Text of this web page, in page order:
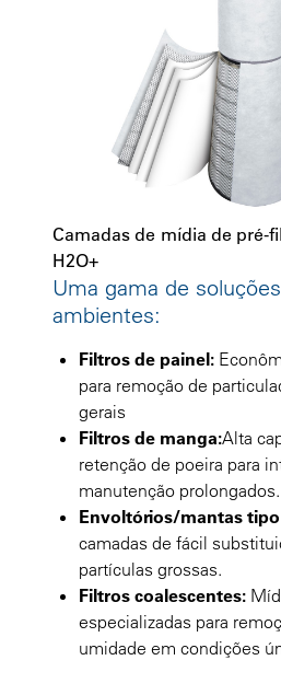
Camadas de mídia de pré-
H2O+
Uma gama de
ambientes:
Filtros de painel:
para remoção de
gerais
Filtros de manga:Alta
retenção de poeira para
manutenção prolongados.
Envoltórios/mantas
camadas de fácil
partículas grossas.
Filtros coalescentes:
especializadas para
umidade em condições